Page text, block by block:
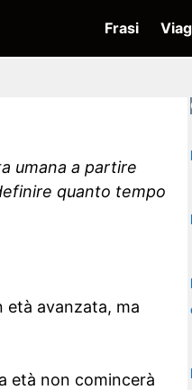
Frasi
umana a partire
quanto tempo
età avanzata, ma
età non comincerà